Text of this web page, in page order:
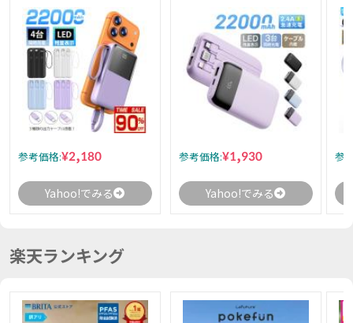
参考価格:¥2,180
Yahoo!でみる
参考価格:¥1,930
Yahoo!でみる
参
楽天ランキング